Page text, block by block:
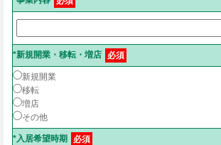
*新規開業・移転・増店 必須
新規開業
移転
増店
その他
*入居希望時期 必須